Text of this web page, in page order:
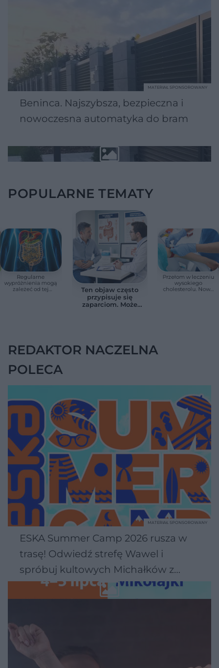
Beninca. Najszybsza, bezpieczna i
nowoczesna automatyka do bram
MATERIAŁ SPONSOROWANY
POPULARNE TEMATY
Regularne
wypróżnienia mogą
zależeć od tej
Ten objaw często
przypisuje się
zaparciom. Może
Przełom w leczeniu
wysokiego
cholesterolu. Nowa
REDAKTOR NACZELNA
POLECA
ESKA Summer Camp 2026 rusza w
trasę! Odwiedź strefę Wawel i
spróbuj kultowych Michałków z
Wawelu
MATERIAŁ SPONSOROWANY